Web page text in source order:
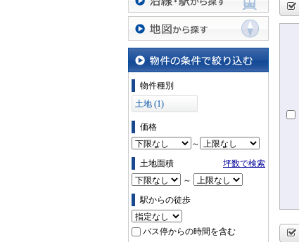
沿線・駅から探す
地図から探す
物件の条件で絞り込む
物件種別
土地 (1)
価格
～
土地面積
坪数で検索
～
駅からの徒歩
バス停からの時間を含む